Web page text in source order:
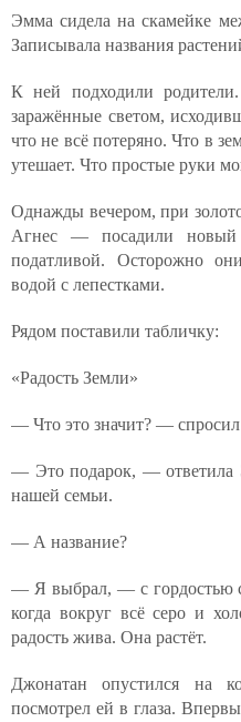
Эмма сидела на скамейке
Записывала названия
К ней подходили
заражённые светом,
что не всё потеряно. Что в
утешает. Что простые руки
Однажды вечером, при
Агнес — посадили новый
податливой. Осторожно
водой с лепестками.
Рядом поставили табличку:
«Радость Земли»
— Что это значит? —
— Это подарок, —
нашей семьи.
— А название?
— Я выбрал, — с гордостью
когда вокруг всё серо и
радость жива. Она растёт.
Джонатан опустился на
посмотрел ей в глаза.